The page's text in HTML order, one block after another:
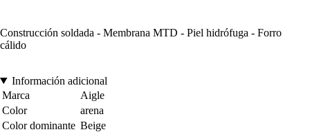
Construcción soldada - Membrana MTD - Piel hidrófuga - Forro
cálido
Información adicional
Marca
Aigle
Color
arena
Color dominante Beige